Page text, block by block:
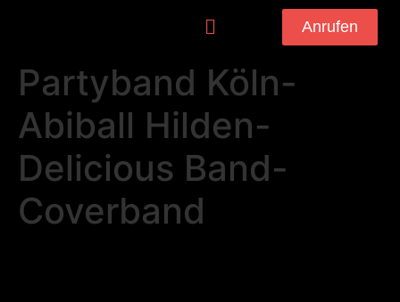
Anrufen
Partyband Köln-
Abiball Hilden-
Delicious Band-
Coverband